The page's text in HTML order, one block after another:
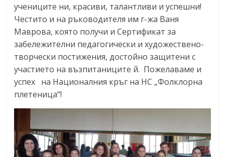
учениците ни, красиви, талантливи и успешни!
Честито и на ръководителя им г-жа Ваня
Маврова, която получи и Сертификат за
забележителни педагогически и художествено-
творчески постижения, достойно защитени с
участието на възпитаниците й. Пожелаваме и
успех на Националния кръг на НС „Фолклорна
плетеница“!